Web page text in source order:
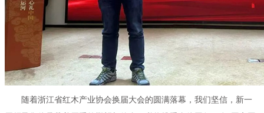
随着浙江省红木产业协会换届大会的圆满落幕，我们坚信，新一